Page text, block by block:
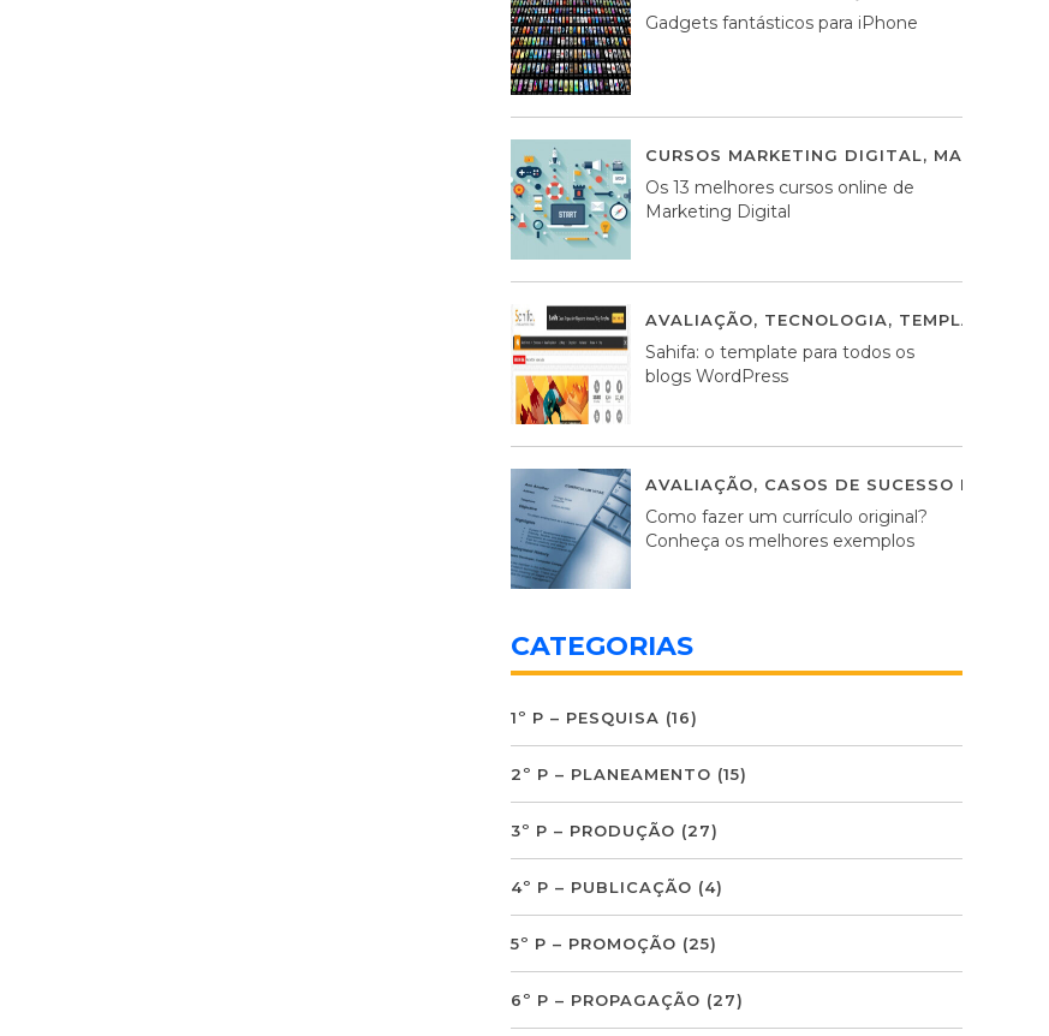
Gadgets fantásticos para iPhone
CURSOS MARKETING DIGITAL,
Os 13 melhores cursos online de
Marketing Digital
AVALIAÇÃO, TECNOLOGIA, TEMPLATES
Sahifa: o template para todos os
blogs WordPress
AVALIAÇÃO, CASOS DE SUCESSO DE
Como fazer um currículo original?
Conheça os melhores exemplos
CATEGORIAS
1º P – PESQUISA (16)
2º P – PLANEAMENTO (15)
3º P – PRODUÇÃO (27)
4º P – PUBLICAÇÃO (4)
5º P – PROMOÇÃO (25)
6º P – PROPAGAÇÃO (27)